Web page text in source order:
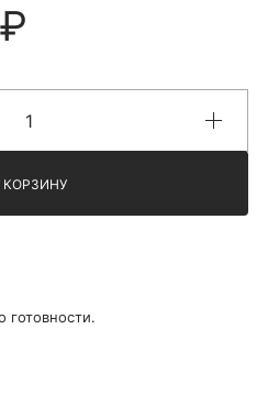
КОРЗИНУ
готовности.